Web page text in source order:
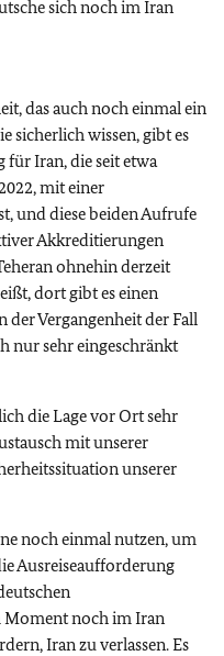
sich noch im Iran
das auch noch einmal ein
sicherlich wissen, gibt es
für Iran, die seit etwa
mit einer
und diese beiden Aufrufe
Akkreditierungen
ohnehin derzeit
dort gibt es einen
der Vergangenheit der Fall
nur sehr eingeschränkt
die Lage vor Ort sehr
mit unserer
unserer
noch einmal nutzen, um
Ausreiseaufforderung
Moment noch im Iran
Iran zu verlassen. Es